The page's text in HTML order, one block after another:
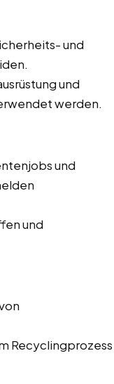
und
und
werden.
und
und
Recyclingprozess